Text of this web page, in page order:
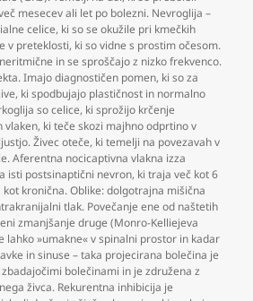
mesecev ali let po bolezni. Nevroglija –
celice, ki so se okužile pri kmečkih
v preteklosti, ki so vidne s prostim očesom.
in se sproščajo z nizko frekvenco.
Imajo diagnostičen pomen, ki so za
, ki spodbujajo plastičnost in normalno
so celice, ki sprožijo krčenje
vlaken, ki teče skozi majhno odprtino v
Živec oteče, ki temelji na povezavah v
Aferentna nocicaptivna vlakna izza
isti postsinaptični nevron, ki traja več kot 6
kronična. Oblike: dolgotrajna mišična
tlak. Povečanje ene od naštetih
zmanjšanje druge (Monro-Kelliejeva
lahko »umakne« v spinalni prostor in kadar
in sinuse – taka projecirana bolečina je
bolečinami in je združena z
živca. Rekurentna inhibicija je